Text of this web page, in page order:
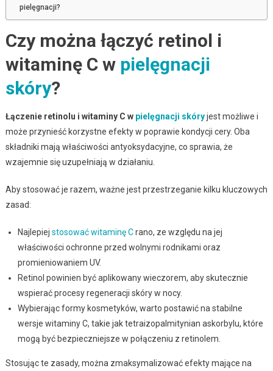
pielęgnacji?
Czy można łączyć retinol i
witaminę C w pielęgnacji
skóry?
Łączenie retinolu i witaminy C w pielęgnacji skóryjest możliwe i
może przynieść korzystne efekty w poprawie kondycji cery. Oba
składniki mają właściwości antyoksydacyjne, co sprawia, że
wzajemnie się uzupełniają w działaniu.
Aby stosować je razem, ważne jest przestrzeganie kilku kluczowych
zasad:
Najlepiej stosować witaminę Crano, ze względu na jej
właściwości ochronne przed wolnymi rodnikami oraz
promieniowaniem UV.
Retinol powinien być aplikowany wieczorem, aby skutecznie
wspierać procesy regeneracji skóry w nocy.
Wybierając formy kosmetyków, warto postawić na stabilne
wersje witaminy C, takie jak tetraizopalmitynian askorbylu, które
mogą być bezpieczniejsze w połączeniu z retinolem.
Stosując te zasady, można zmaksymalizować efekty mające na